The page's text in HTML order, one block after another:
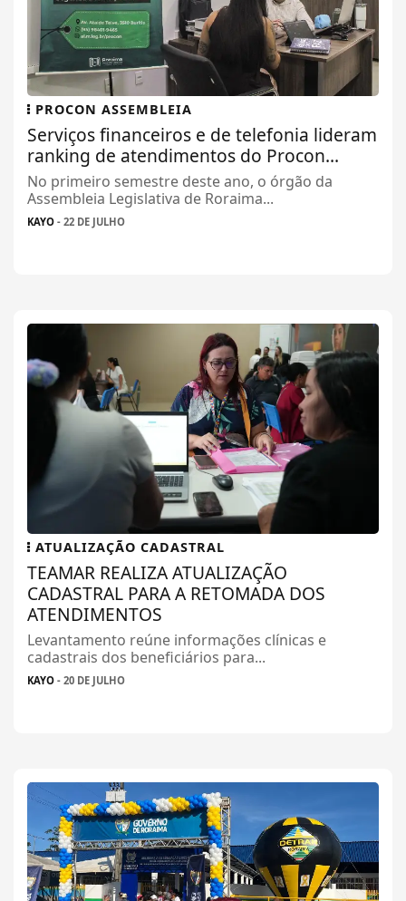
PROCON ASSEMBLEIA
Serviços financeiros e de telefonia lideram
ranking de atendimentos do Procon...
No primeiro semestre deste ano, o órgão da
Assembleia Legislativa de Roraima...
KAYO - 22 DE JULHO
ATUALIZAÇÃO CADASTRAL
TEAMAR REALIZA ATUALIZAÇÃO
CADASTRAL PARA A RETOMADA DOS
ATENDIMENTOS
Levantamento reúne informações clínicas e
cadastrais dos beneficiários para...
KAYO - 20 DE JULHO